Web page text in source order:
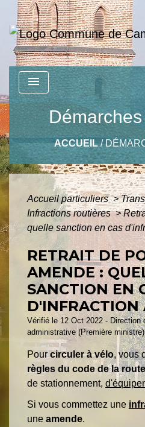
menu
ACCUEIL/
Accueil particuliers>
Infractions routières>
quelle sanction en cas
RETRAIT DE
AMENDE :
SANCTION EN
D'INFRACTION
Vérifié le 12 Oct 2022 - Direction
administrative (Première ministre)
Pourcirculer à vélo, vous
règles du code de la route
de stationnement,
Si vous commettez une
une amende.